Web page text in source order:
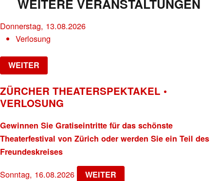
WEITERE VERANSTALTUNGEN
Donnerstag, 13.08.2026
Verlosung
WEITER
ZÜRCHER THEATERSPEKTAKEL •
VERLOSUNG
Gewinnen Sie Gratiseintritte für das schönste
Theaterfestival von Zürich oder werden Sie ein Teil des
Freundeskreises
Sonntag, 16.08.2026 WEITER